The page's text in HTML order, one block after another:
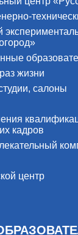
жизни
салоны
кадров
центр